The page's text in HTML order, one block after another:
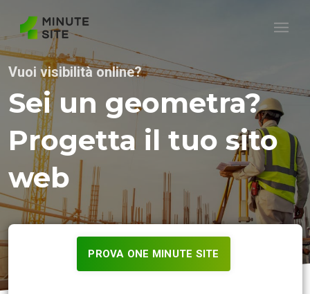
Vuoi visibilità online?
Sei un geometra?
Progetta il tuo sito
web
PROVA ONE MINUTE SITE